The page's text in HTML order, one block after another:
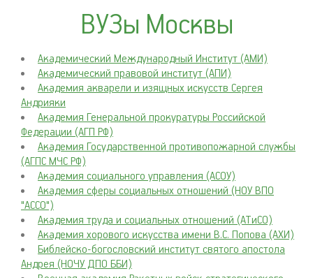
ВУЗы Москвы
Академический Международный Институт (АМИ)
Академический правовой институт (АПИ)
Академия акварели и изящных искусств Сергея
Андрияки
Академия Генеральной прокуратуры Российской
Федерации (АГП РФ)
Академия Государственной противопожарной службы
(АГПС МЧС РФ)
Академия социального управления (АСОУ)
Академия сферы социальных отношений (НОУ ВПО
"ACCO")
Академия труда и социальных отношений (АТиСО)
Академия хорового искусства имени В.С. Попова (АХИ)
Библейско-богословский институт святого апостола
Андрея (НОЧУ ДПО ББИ)